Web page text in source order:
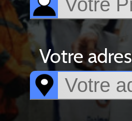
Votre